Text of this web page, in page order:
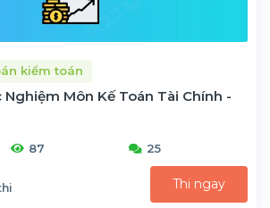
kiểm toán
Nghiệm Môn Kế Toán Tài Chính -
87 25
Thi ngay